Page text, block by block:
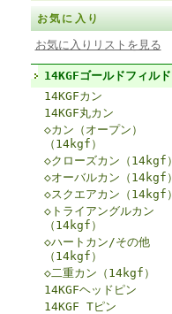
お気に入り
お気に入りリストを見る
14KGFゴールドフィルド
14KGFカン
14KGF丸カン
◇カン（オープン）
（14kgf）
◇クローズカン（14kgf）
◇オーバルカン（14kgf）
◇スクエアカン（14kgf）
◇トライアングルカン
（14kgf）
◇ハートカン/その他
（14kgf）
◇二重カン（14kgf）
14KGFヘッドピン
14KGF Tピン